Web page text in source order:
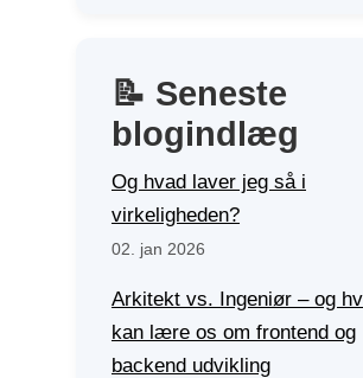
📝 Seneste
blogindlæg
Og hvad laver jeg så i
virkeligheden?
02. jan 2026
Arkitekt vs. Ingeniør – og
kan lære os om frontend og
backend udvikling